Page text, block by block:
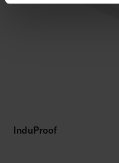
InduProof